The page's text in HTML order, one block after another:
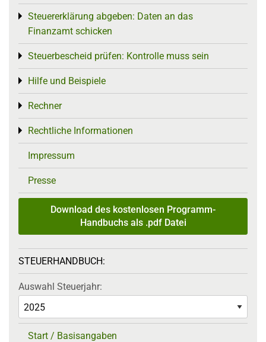
Steuererklärung abgeben: Daten an das
Finanzamt schicken
Toggle menu
Steuerbescheid prüfen: Kontrolle muss sein
Toggle menu
Hilfe und Beispiele
Toggle menu
Rechner
Toggle menu
Rechtliche Informationen
Toggle menu
Impressum
Presse
Download des kostenlosen Programm-
Handbuchs als .pdf Datei
STEUERHANDBUCH:
Auswahl Steuerjahr:
Start / Basisangaben